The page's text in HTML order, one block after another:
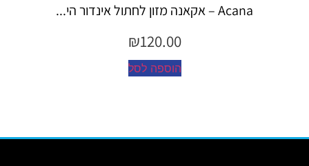
Espree – שמפו 355 מ"ל יערות ה...